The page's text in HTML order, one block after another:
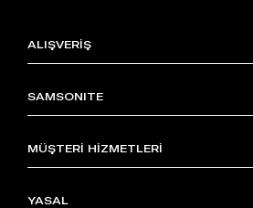
ALIŞVERİŞ
SAMSONITE
MÜŞTERİ HİZMETLERİ
YASAL